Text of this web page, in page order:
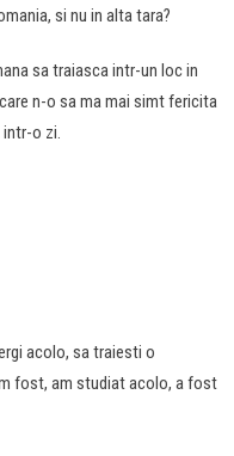
si nu in alta tara?
sa traiasca intr-un loc in
n-o sa ma mai simt fericita
intr-o zi.
acolo, sa traiesti o
fost, am studiat acolo, a fost